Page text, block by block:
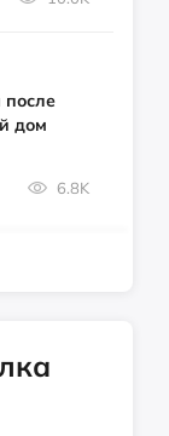
после
дом
6.8K